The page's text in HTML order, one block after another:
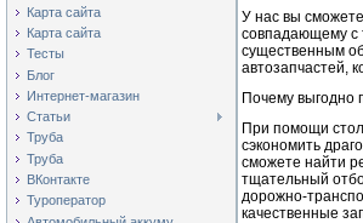
Карта сайта
Карта сайта
Тесты
Блог
Интернет-магазин
Статьи
Труба
Труба
ВКонтакте
Туроператор
У нас вы сможете
совпадающему с
существенным
автозапчастей,
Почему выгодно
При помощи
сэкономить
сможете найти
тщательный
дорожно-
качественные